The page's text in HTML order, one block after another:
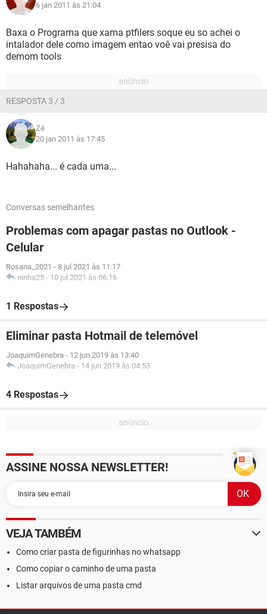
6 jan 2011 às 21:04
Baxa o Programa que xama ptfilers soque eu so achei o
intalador dele como imagem entao voê vai presisa do
demom tools
RESPOSTA 3 / 3
Zé
20 jan 2011 às 17:45
Hahahaha... é cada uma...
Conversas semelhantes
Problemas com apagar pastas no Outlook -
Celular
Rosana_2021 - 8 jul 2021 às 11:17
ninha25 - 10 jul 2021 às 06:16
1 Respostas
Eliminar pasta Hotmail de telemóvel
JoaquimGenebra - 12 jun 2019 às 13:40
JoaquimGenebra - 14 jun 2019 às 04:53
4 Respostas
ASSINE NOSSA NEWSLETTER!
VEJA TAMBÉM
Como criar pasta de figurinhas no whatsapp
Como copiar o caminho de uma pasta
Listar arquivos de uma pasta cmd